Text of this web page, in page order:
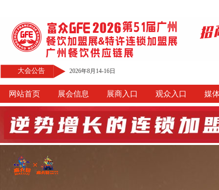
大会公告 2026年8月14-16日
网站首页 展会信息 展商入口 观众入口 媒